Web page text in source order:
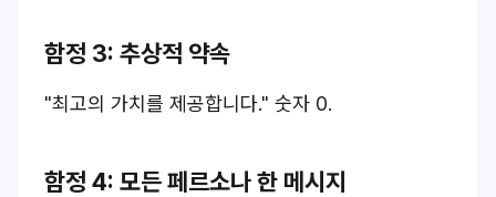
함정 3: 추상적 약속
"최고의 가치를 제공합니다." 숫자 0.
함정 4: 모든 페르소나 한 메시지